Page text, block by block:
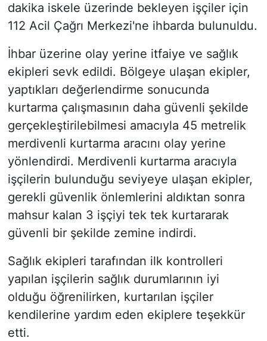
dakika iskele üzerinde bekleyen işçiler için
112 Acil Çağrı Merkezi'ne ihbarda bulunuldu.
İhbar üzerine olay yerine itfaiye ve sağlık
ekipleri sevk edildi. Bölgeye ulaşan ekipler,
yaptıkları değerlendirme sonucunda
kurtarma çalışmasının daha güvenli şekilde
gerçekleştirilebilmesi amacıyla 45 metrelik
merdivenli kurtarma aracını olay yerine
yönlendirdi. Merdivenli kurtarma aracıyla
işçilerin bulunduğu seviyeye ulaşan ekipler,
gerekli güvenlik önlemlerini aldıktan sonra
mahsur kalan 3 işçiyi tek tek kurtararak
güvenli bir şekilde zemine indirdi.
Sağlık ekipleri tarafından ilk kontrolleri
yapılan işçilerin sağlık durumlarının iyi
olduğu öğrenilirken, kurtarılan işçiler
kendilerine yardım eden ekiplere teşekkür
etti.